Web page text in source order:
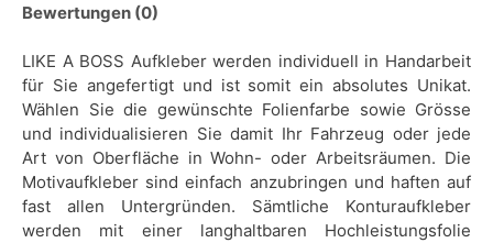
Bewertungen (0)
LIKE A BOSS Aufkleber werden individuell in Handarbeit
für Sie angefertigt und ist somit ein absolutes Unikat.
Wählen Sie die gewünschte Folienfarbe sowie Grösse
und individualisieren Sie damit Ihr Fahrzeug oder jede
Art von Oberfläche in Wohn- oder Arbeitsräumen. Die
Motivaufkleber sind einfach anzubringen und haften auf
fast allen Untergründen. Sämtliche Konturaufkleber
werden mit einer langhaltbaren Hochleistungsfolie